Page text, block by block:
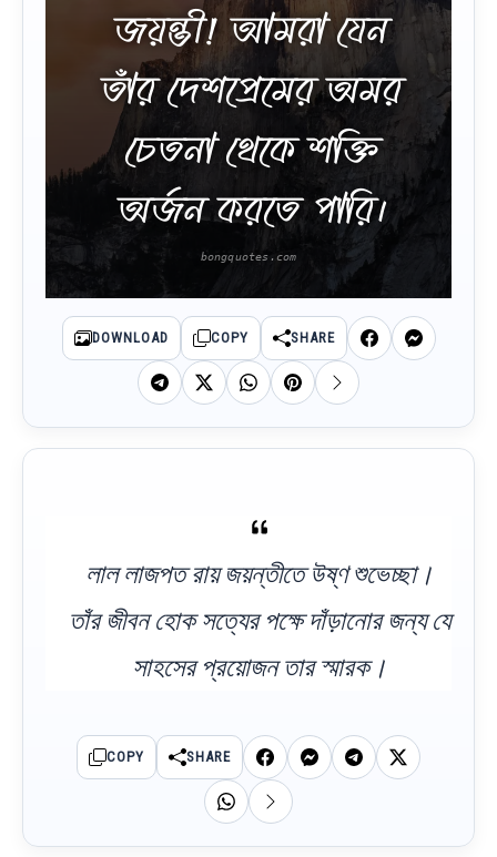
জয়ন্তী! আমরা যেন
তাঁর দেশপ্রেমের অমর
চেতনা থেকে শক্তি
অর্জন করতে পারি।
DOWNLOAD COPY SHARE
লাল লাজপত রায় জয়ন্তীতে উষ্ণ শুভেচ্ছা।
তাঁর জীবন হোক সত্যের পক্ষে দাঁড়ানোর জন্য যে
সাহসের প্রয়োজন তার স্মারক।
COPY SHARE